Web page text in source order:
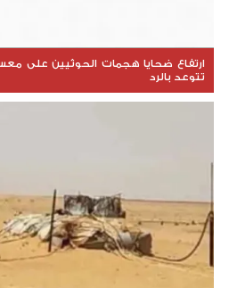
ارتفاع ضحايا هجمات الحوثيين على
تتوعد بالرد